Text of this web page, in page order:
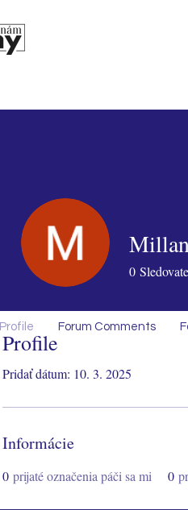
Profile
Pridať dátum: 10. 3. 2025
Informácie
0 prijaté označenia páči sa mi 0
0
Profile Forum Comments